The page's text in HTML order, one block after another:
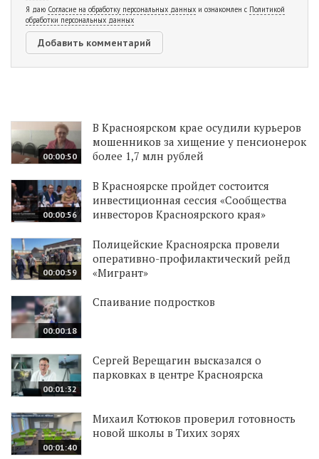
Я даю Согласие на обработку персональных данных и ознакомлен с Политикой
обработки персональных данных
00:00:50
В Красноярском крае осудили курьеров
мошенников за хищение у пенсионерок
более 1,7 млн рублей
00:00:56
В Красноярске пройдет состоится
инвестиционная сессия «Сообщества
инвесторов Красноярского края»
00:00:59
Полицейские Красноярска провели
оперативно-профилактический рейд
«Мигрант»
00:00:18
Спаивание подростков
00:01:32
Сергей Верещагин высказался о
парковках в центре Красноярска
00:01:40
Михаил Котюков проверил готовность
новой школы в Тихих зорях